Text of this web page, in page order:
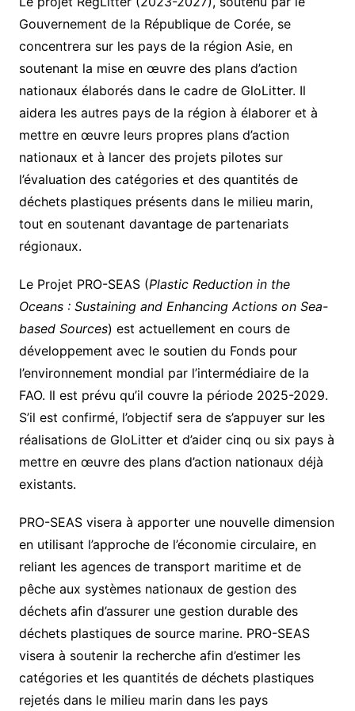
Gouvernement de la République de Corée, se
concentrera sur les pays de la région Asie, en
soutenant la mise en œuvre des plans d’action
nationaux élaborés dans le cadre de GloLitter. Il
aidera les autres pays de la région à élaborer et à
mettre en œuvre leurs propres plans d’action
nationaux et à lancer des projets pilotes sur
l’évaluation des catégories et des quantités de
déchets plastiques présents dans le milieu marin,
tout en soutenant davantage de partenariats
régionaux.
Le Projet PRO-SEAS (Plastic Reduction in the
Oceans : Sustaining and Enhancing Actions on Sea-
based Sources) est actuellement en cours de
développement avec le soutien du Fonds pour
l’environnement mondial par l’intermédiaire de la
FAO. Il est prévu qu’il couvre la période 2025-2029.
S’il est confirmé, l’objectif sera de s’appuyer sur les
réalisations de GloLitter et d’aider cinq ou six pays à
mettre en œuvre des plans d’action nationaux déjà
existants.
PRO-SEAS visera à apporter une nouvelle dimension
en utilisant l’approche de l’économie circulaire, en
reliant les agences de transport maritime et de
pêche aux systèmes nationaux de gestion des
déchets afin d’assurer une gestion durable des
déchets plastiques de source marine. PRO-SEAS
visera à soutenir la recherche afin d’estimer les
catégories et les quantités de déchets plastiques
rejetés dans le milieu marin dans les pays